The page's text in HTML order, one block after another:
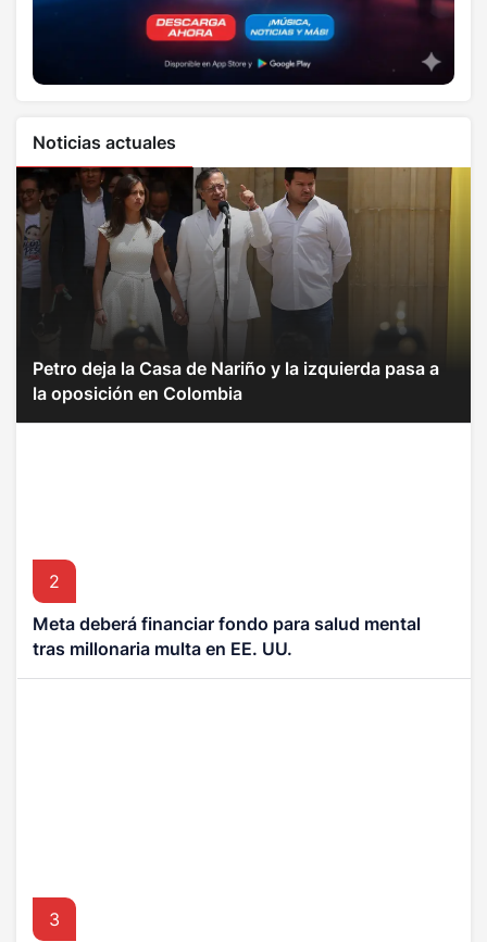
Noticias actuales
Petro deja la Casa de Nariño y la izquierda pasa a
la oposición en Colombia
2
Meta deberá financiar fondo para salud mental
tras millonaria multa en EE. UU.
3